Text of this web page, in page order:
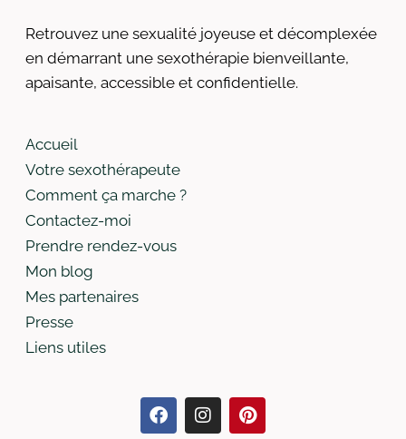
Retrouvez une sexualité joyeuse et décomplexée
en démarrant une sexothérapie bienveillante,
apaisante, accessible et confidentielle.​
Accueil
Votre sexothérapeute
Comment ça marche ?
Contactez-moi
Prendre rendez-vous
Mon blog
Mes partenaires
Presse
Liens utiles